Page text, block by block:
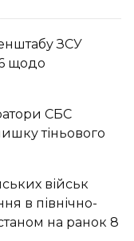
ЗСУ
щодо
СБС
тіньового
військ
в північно-
на ранок 8